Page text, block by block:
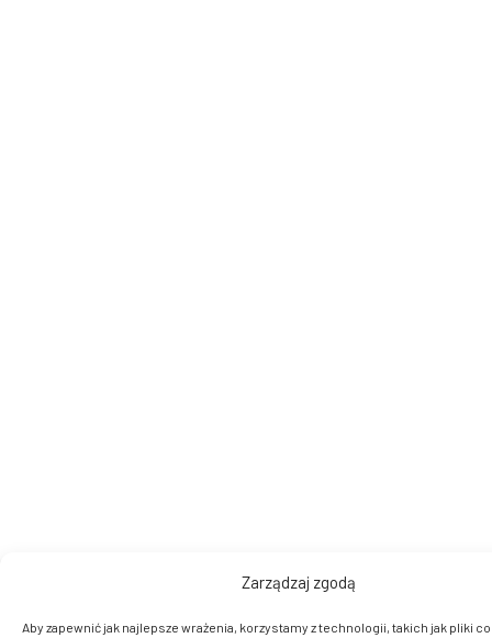
Zarządzaj zgodą
Aby zapewnić jak najlepsze wrażenia, korzystamy z technologii, takich jak pliki